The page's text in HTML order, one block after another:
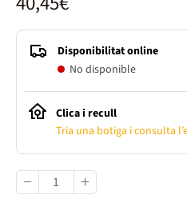
Disponibilitat online
No disponible
Clica i recull
Tria una botiga i consulta